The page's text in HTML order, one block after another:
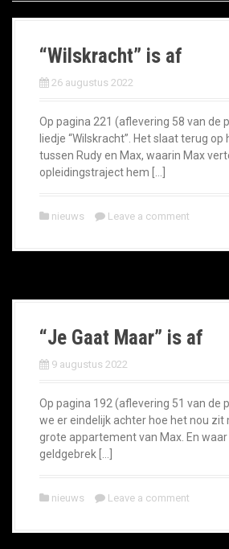
“Wilskracht” is af
26 augustus 2022
Op pagina 221 (aflevering 58 van de
liedje “Wilskracht”. Het slaat terug op
tussen Rudy en Max, waarin Max
opleidingstraject hem […]
nieuws Leave a comment
“Je Gaat Maar” is af
9 augustus 2022
Op pagina 192 (aflevering 51 van de
we er eindelijk achter hoe het nou zit
grote appartement van Max. En
geldgebrek […]
nieuws Leave a comment